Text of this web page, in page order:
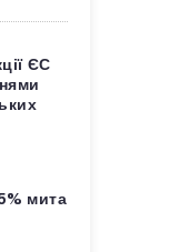
ЄС
мита